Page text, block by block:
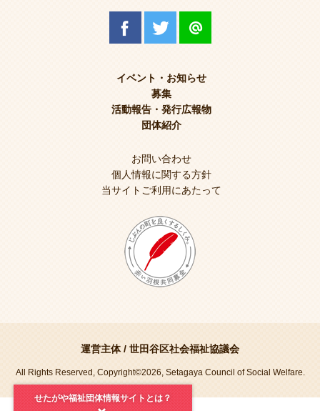
イベント・お知らせ
募集
活動報告・発行広報物
団体紹介
お問い合わせ
個人情報に関する方針
当サイトご利用にあたって
運営主体 / 世田谷区社会福祉協議会
All Rights Reserved, Copyright©2026, Setagaya Council of Social Welfare.
せたがや福祉団体情報サイトとは？